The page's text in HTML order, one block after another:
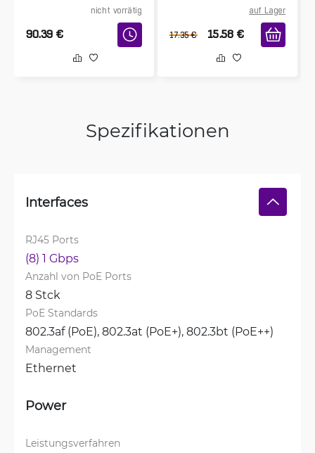
nicht vorrätig
90.39 €
auf Lager
17.35 € 15.58 €
Spezifikationen
Interfaces
RJ45 Ports
(8) 1 Gbps
Anzahl von PoE Ports
8 Stck
PoE Standards
802.3af (PoE), 802.3at (PoE+), 802.3bt (PoE++)
Management
Ethernet
Power
Leistungsverfahren